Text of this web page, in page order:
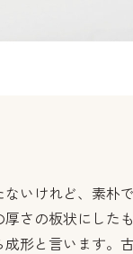
いけれど、素朴
さの板状にした
形と言います。